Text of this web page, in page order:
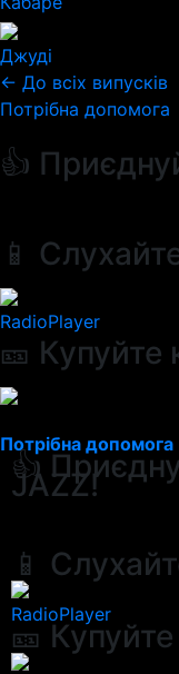
Джуді
← До всіх випусків
Потрібна допомога
👍
📱
RadioPlayer
🎫 Купуйте
Потрібна допомога
👍
JAZZ!
📱
RadioPlayer
🎫